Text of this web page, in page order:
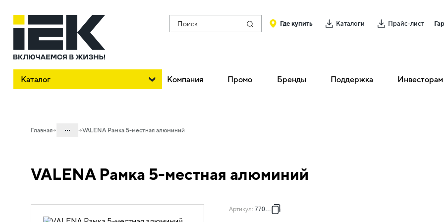
Поиск Где купить Каталоги Прайс-лист
Каталог Компания Промо Бренды Поддержка Инвесторам
Главная ...
06. Изделия электроустановочные,
удлинители и силовые разъемы
изделия скрытого монтажа VALENA
VALENA Рамка 5-местная алюминий
VALENA Рамка 5-местная алюминий
Артикул: 770155